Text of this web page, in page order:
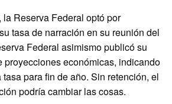
Reserva Federal optó por
tasa de narración en su reunión del
Federal asimismo publicó su
proyecciones económicas, indicando
para fin de año. Sin retención, el
podría cambiar las cosas.